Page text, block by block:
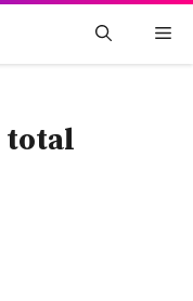
total